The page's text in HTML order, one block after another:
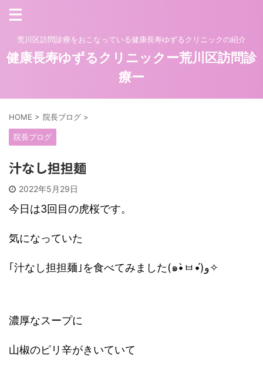
荒川区訪問診療をおこなっている健康長寿ゆずるクリニックの紹介
健康長寿ゆずるクリニックー荒川区訪問診
療ー
HOME > 院長ブログ >
院長ブログ
汁なし担担麺
2022年5月29日
今日は3回目の虎桜です。
気になっていた
｢汁なし担担麺｣を食べてみました(๑•̀ㅂ•́)و✧
濃厚なスープに
山椒のピリ辛がきいていて